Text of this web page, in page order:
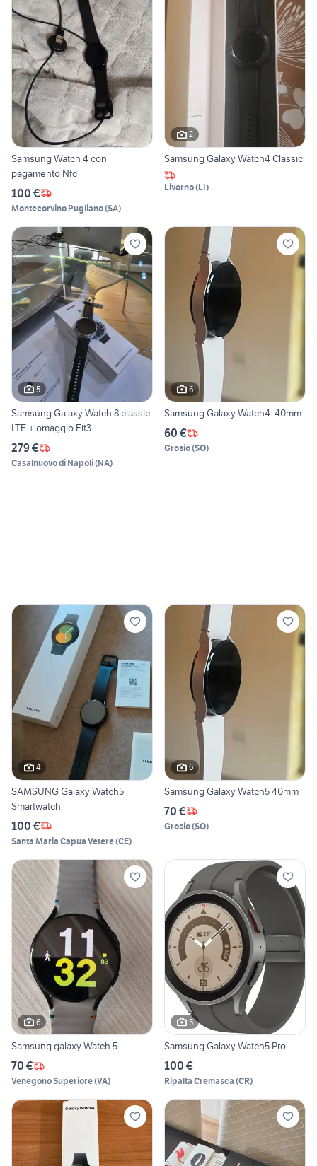
Samsung Watch 4 con
pagamento Nfc
100 €
Montecorvino Pugliano(SA)
2
Samsung Galaxy Watch4 Classic
Livorno(LI)
5
Samsung Galaxy Watch 8 classic
LTE + omaggio Fit3
279 €
Casalnuovo di Napoli(NA)
6
Samsung Galaxy Watch4. 40mm
60 €
Grosio(SO)
4
SAMSUNG Galaxy Watch5
Smartwatch
100 €
Santa Maria Capua Vetere(CE)
6
Samsung Galaxy Watch5 40mm
70 €
Grosio(SO)
6
Samsung galaxy Watch 5
70 €
Venegono Superiore(VA)
5
Samsung Galaxy Watch5 Pro
100 €
Ripalta Cremasca (CR)